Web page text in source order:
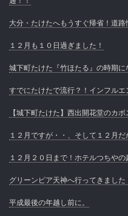
大分・たけたへもうすぐ帰省！道
１２月も１０日過ぎました！
城下町たけた『竹ほたる』の時期に
すでにたけたで流行？！インフルエ
【城下町たけた】西出開花堂のカボ
１２月ですが・・、そして１２月だ
１２月２０日まで！ホテルつちやの
グリーンピア天神へ行ってきました
平成最後の年越し前に。